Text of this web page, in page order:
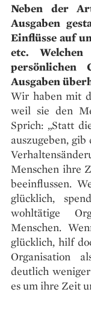
Neben der
Ausgaben
Einflüsse auf
etc.
persönlichen
Ausgaben
Wir haben mit
weil sie den
Sprich: „Statt
auszugeben, gib
Menschen ihre
beeinflussen.
glücklich,
wohltätige
Menschen.
glücklich, hilf
Organisation
deutlich
es um ihre Zeit